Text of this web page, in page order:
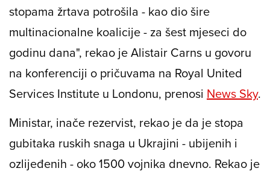
stopama žrtava potrošila - kao dio šire
multinacionalne koalicije - za šest mjeseci do
godinu dana", rekao je Alistair Carns u govoru
na konferenciji o pričuvama na Royal United
Services Institute u Londonu, prenosi News Sky.
Ministar, inače rezervist, rekao je da je stopa
gubitaka ruskih snaga u Ukrajini - ubijenih i
ozlijeđenih - oko 1500 vojnika dnevno. Rekao je